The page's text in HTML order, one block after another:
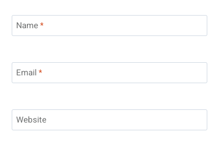
Name*
Email *
Website